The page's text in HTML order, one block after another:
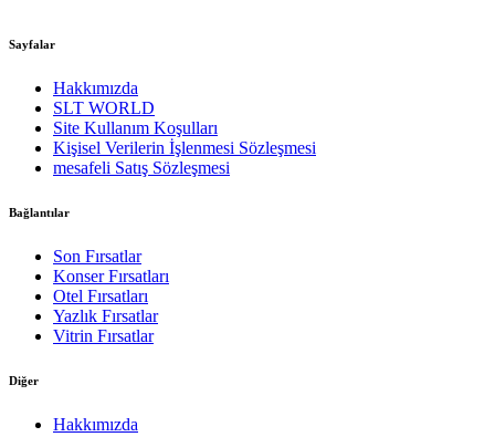
Sayfalar
Hakkımızda
SLT WORLD
Site Kullanım Koşulları
Kişisel Verilerin İşlenmesi Sözleşmesi
mesafeli Satış Sözleşmesi
Bağlantılar
Son Fırsatlar
Konser Fırsatları
Otel Fırsatları
Yazlık Fırsatlar
Vitrin Fırsatlar
Diğer
Hakkımızda